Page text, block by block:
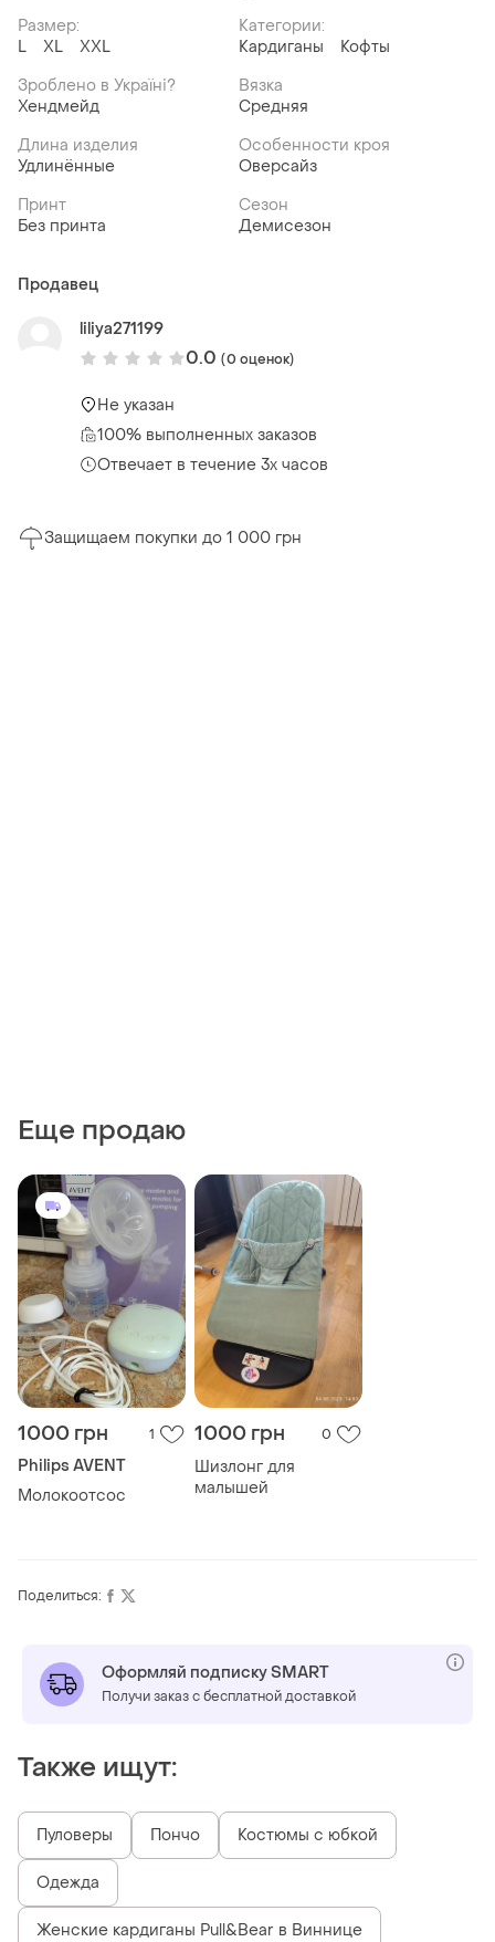
Размер:
L
XL XXL
Категории:
Кардиганы
Кофты
Зроблено в Україні?
Хендмейд
Вязка
Средняя
Длина изделия
Удлинённые
Особенности кроя
Оверсайз
Принт
Без принта
Сезон
Демисезон
Продавец
liliya271199
0.0 (0 оценок)
Не указан
100% выполненных заказов
Отвечает в течение 3х часов
Защищаем покупки до 1 000 грн
Еще продаю
1000 грн 1
​Philips AVENT
Молокоотсос
1000 грн 0
Шизлонг для
малышей
Поделиться:
Оформляй подписку SMART
Получи заказ с бесплатной доставкой
Также ищут:
Пуловеры Пончо Костюмы с юбкой
Одежда
Женские кардиганы Pull&Bear в Виннице